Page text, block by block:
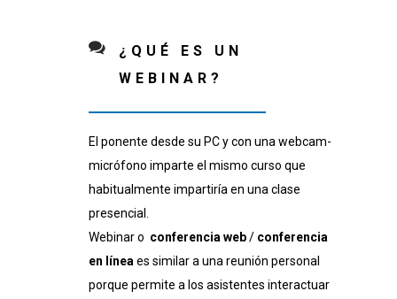
¿QUÉ ES UN
WEBINAR?
El ponente desde su PC y con una webcam-
micrófono imparte el mismo curso que
habitualmente impartiría en una clase
presencial.
Webinar o conferencia web/ conferencia
en línea es similar a una reunión personal
porque permite a los asistentes interactuar